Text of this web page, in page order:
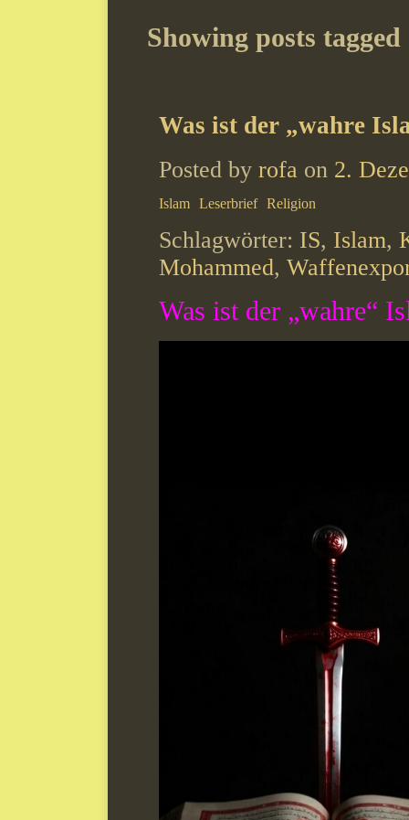
Showing posts
Was ist der „wahre
Posted by rofa on 2.
Islam Leserbrief Religion
Schlagwörter: IS, Islam,
Mohammed,
Was ist der „wahre“